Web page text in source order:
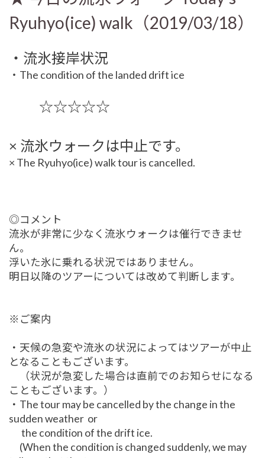
Ryuhyo(ice) walk（2019/03/18）
・流氷接岸状況
・The condition of the landed drift ice
☆☆☆☆☆
× 流氷ウォークは中止です。
× The Ryuhyo(ice) walk tour is cancelled.
◎コメント
流氷が非常に少なく流氷ウォークは催行できませ
ん。
浮いた氷に乗れる状況ではありません。
明日以降のツアーについては改めて判断します。
※ご案内
・天候の急変や流氷の状況によってはツアーが中止
となることもございます。
（状況が急変した場合は直前でのお知らせになる
こともございます。）
・The tour may be cancelled by the change in the
sudden weather or
the condition of the drift ice.
(When the condition is changed suddenly, we may